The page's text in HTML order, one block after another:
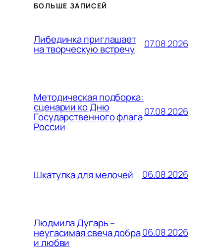
БОЛЬШЕ ЗАПИСЕЙ
Либединка приглашает
на творческую встречу 07.08.2026
Методическая подборка:
сценарии ко Дню
Государственного флага
России
07.08.2026
Шкатулка для мелочей 06.08.2026
Людмила Дугарь –
неугасимая свеча добра
и любви
06.08.2026